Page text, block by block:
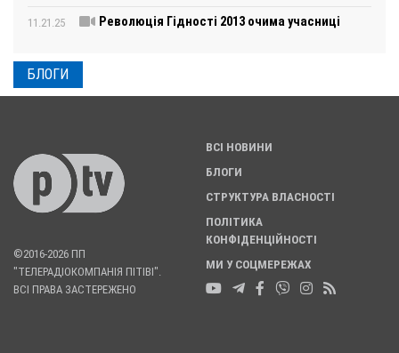
11.21.25 Революція Гідності 2013 очима учасниці
БЛОГИ
©2016-2026 ПП
"ТЕЛЕРАДІОКОМПАНІЯ ПІТІВІ".
ВСІ ПРАВА ЗАСТЕРЕЖЕНО
ВСІ НОВИНИ
БЛОГИ
СТРУКТУРА ВЛАСНОСТІ
ПОЛІТИКА
КОНФІДЕНЦІЙНОСТІ
МИ У СОЦМЕРЕЖАХ